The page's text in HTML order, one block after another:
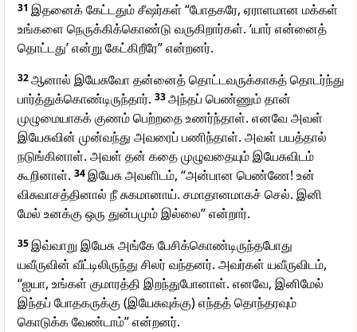
31 இதனைக் கேட்டதும் சீஷர்கள் “போதகரே, ஏராளமான மக்கள்
உங்களை நெருக்கிக்கொண்டு வருகிறார்கள். ‘யார் என்னைத்
தொட்டது’ என்று கேட்கிறீரே” என்றனர்.
32ஆனால் இயேசுவோ தன்னைத் தொட்டவருக்காகத் தொடர்ந்து
பார்த்துக்கொண்டிருந்தார். 33அந்தப் பெண்ணும் தான்
முழுமையாகக் குணம் பெற்றதை உணர்ந்தாள். எனவே அவள்
இயேசுவின் முன்வந்து அவரைப் பணிந்தாள். அவள் பயத்தால்
நடுங்கினாள். அவள் தன் கதை முழுவதையும் இயேசுவிடம்
கூறினாள். 34இயேசு அவளிடம், “அன்பான பெண்ணே! உன்
விசுவாசத்தினால் நீ சுகமானாய். சமாதானமாகச் செல். இனி
மேல் உனக்கு ஒரு துன்பமும் இல்லை” என்றார்.
35இவ்வாறு இயேசு அங்கே பேசிக்கொண்டிருந்தபோது
யவீருவின் வீட்டிலிருந்து சிலர் வந்தனர். அவர்கள் யவீருவிடம்,
“ஐயா, உங்கள் குமாரத்தி இறந்துபோனாள். எனவே, இனிமேல்
இந்தப் போதகருக்கு (இயேசுவுக்கு) எந்தத் தொந்தரவும்
கொடுக்க வேண்டாம்” என்றனர்.